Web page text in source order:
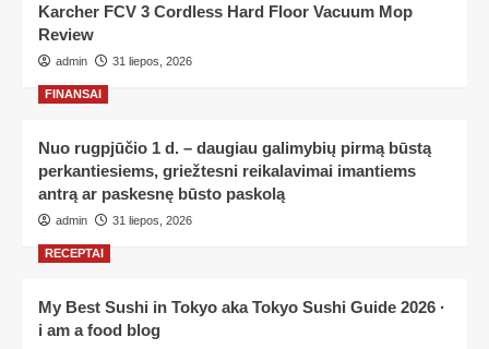
Karcher FCV 3 Cordless Hard Floor Vacuum Mop
Review
admin 31 liepos, 2026
FINANSAI
Nuo rugpjūčio 1 d. – daugiau galimybių pirmą būstą
perkantiesiems, griežtesni reikalavimai imantiems
antrą ar paskesnę būsto paskolą
admin 31 liepos, 2026
RECEPTAI
My Best Sushi in Tokyo aka Tokyo Sushi Guide 2026 ·
i am a food blog